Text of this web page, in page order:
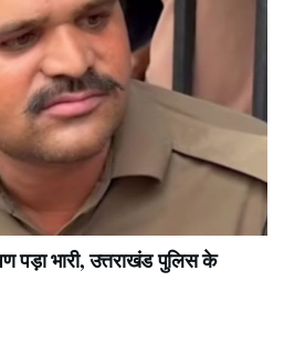
पड़ा भारी, उत्तराखंड पुलिस के